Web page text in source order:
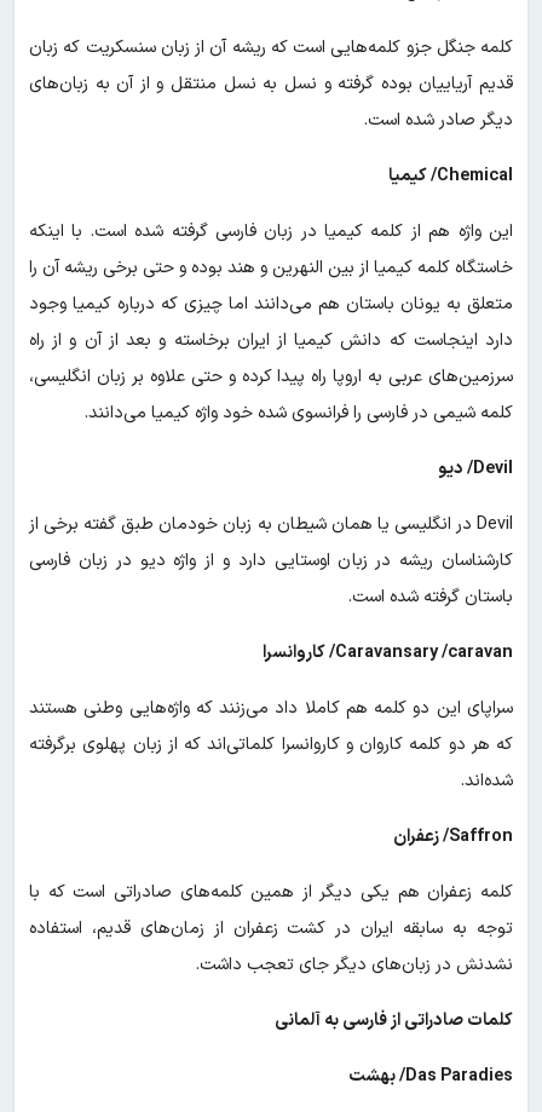
کلمه جنگل جزو کلمه‌هایی است که ریشه آن از زبان سنسکریت که زبان
قدیم آریاییان بوده گرفته و نسل به نسل منتقل و از آن به زبان‌های
دیگر صادر شده است.
Chemical/ کیمیا
این واژه هم از کلمه کیمیا در زبان فارسی گرفته شده است. با اینکه
خاستگاه کلمه کیمیا از بین النهرین و هند بوده و حتی برخی ریشه آن را
متعلق به یونان باستان هم می‌دانند اما چیزی که درباره کیمیا وجود
دارد اینجاست که دانش کیمیا از ایران برخاسته و بعد از آن و از راه
سرزمین‌های عربی به اروپا راه پیدا کرده و حتی علاوه بر زبان انگلیسی،
کلمه شیمی در فارسی را فرانسوی شده خود واژه کیمیا می‌دانند.
Devil/ دیو
Devil در انگلیسی یا همان شیطان به زبان خودمان طبق گفته برخی از
کارشناسان ریشه در زبان اوستایی دارد و از واژه دیو در زبان فارسی
باستان گرفته شده است.
Caravansary /caravan/ کاروانسرا
سراپای این دو کلمه هم کاملا داد می‌زنند که واژه‌هایی وطنی هستند
که هر دو کلمه کاروان و کاروانسرا کلماتی‌اند که از زبان پهلوی برگرفته
شده‌اند.
Saffron/ زعفران
کلمه زعفران هم یکی دیگر از همین کلمه‌های صادراتی است که با
توجه به سابقه ایران در کشت زعفران از زمان‌های قدیم، استفاده
نشدنش در زبان‌های دیگر جای تعجب داشت.
کلمات صادراتی از فارسی به آلمانی
Das Paradies/ بهشت